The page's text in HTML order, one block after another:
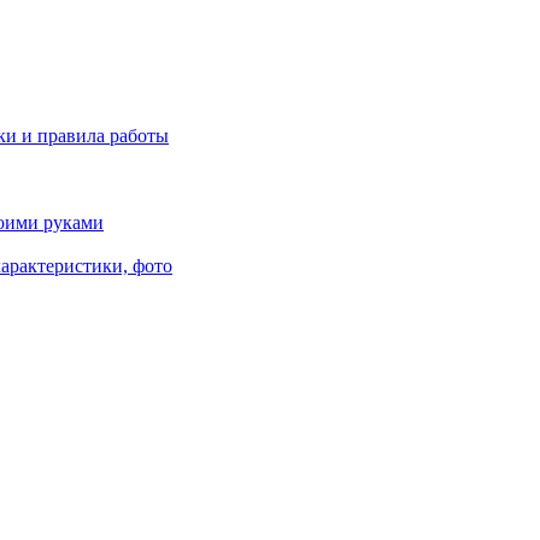
и правила работы
руками
фото